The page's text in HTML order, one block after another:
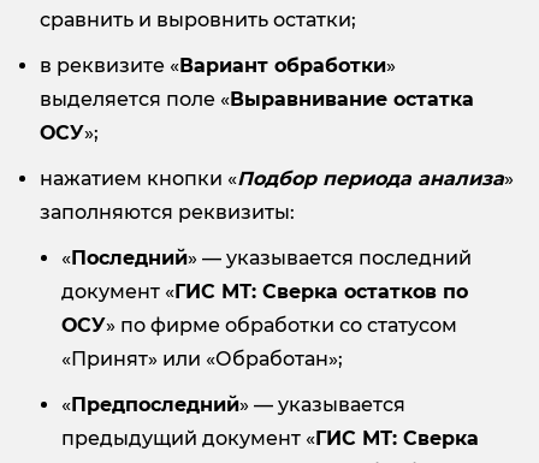
сравнить и выровнить остатки;
в реквизите « Вариант обработки»
выделяется поле « Выравнивание остатка
ОСУ»;
нажатием кнопки «Подбор периода анализа»
заполняются реквизиты:
« Последний» — указывается последний
документ « ГИС МТ: Сверка остатков по
ОСУ» по фирме обработки со статусом
«Принят» или «Обработан»;
« Предпоследний» — указывается
предыдущий документ « ГИС МТ: Сверка